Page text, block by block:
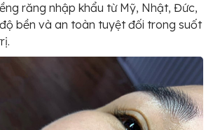
răng nhập khẩu từ Mỹ, Nhật, Đức,
bền và an toàn tuyệt đối trong suốt